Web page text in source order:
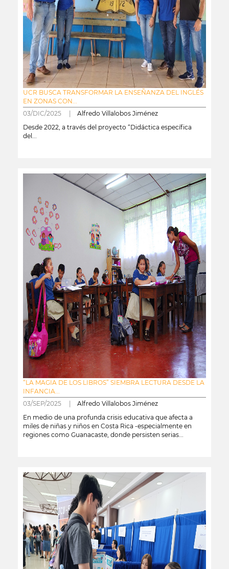
UCR BUSCA TRANSFORMAR LA ENSEÑANZA DEL INGLÉS
EN ZONAS CON...
03/DIC/2025 | Alfredo Villalobos Jiménez
Desde 2022, a través del proyecto “Didáctica específica
del...
“LA MAGIA DE LOS LIBROS” SIEMBRA LECTURA DESDE LA
INFANCIA...
03/SEP/2025 | Alfredo Villalobos Jiménez
En medio de una profunda crisis educativa que afecta a
miles de niñas y niños en Costa Rica -especialmente en
regiones como Guanacaste, donde persisten serias...